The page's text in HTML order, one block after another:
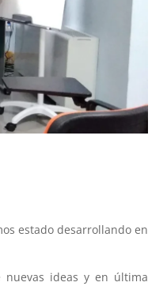
estado desarrollando en
ideas y en última